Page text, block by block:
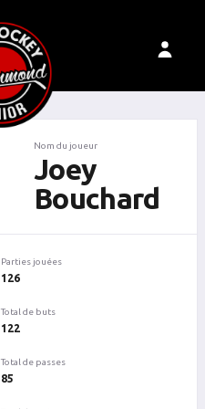
Nom du joueur
Joey
Bouchard
Parties jouées
126
Total de buts
122
Total de passes
85